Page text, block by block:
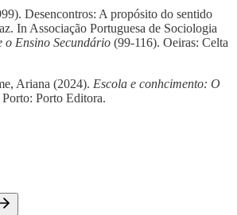
Desencontros: A propósito do sentido
In Associação Portuguesa de Sociologia
o Ensino Secundário (99-116). Oeiras: Celta
Ariana (2024). Escola e conhcimento: O
Porto: Porto Editora.